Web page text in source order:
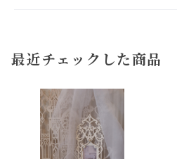
最近チェックした商品